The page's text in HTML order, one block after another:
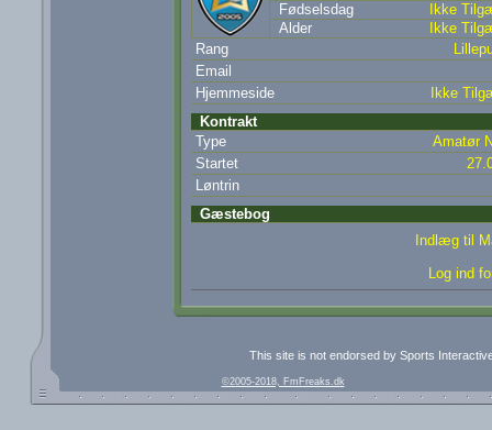
Fødselsdag
Ikke
Alder
Ikke
Rang
Email
Hjemmeside
Ikke
Kontrakt
Type
Amatør
Startet
Løntrin
Gæstebog
Indlæg til
Log ind
This site is not endorsed by Sports
©2005-2018, FmFreaks.dk